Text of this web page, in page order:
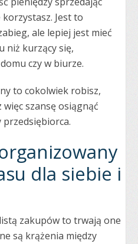
Jest to
ale lepiej jest mieć
niż kurzący się,
czy w biurze.
to cokolwiek robisz,
szansę osiągnąć
przedsiębiorca.
dla siebie i
zakupów to trwają one
są krążenia między